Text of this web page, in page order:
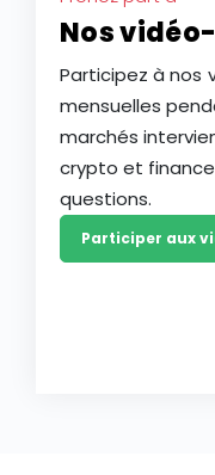
Nos
Participez à nos
mensuelles
marchés
crypto et
questions.
Participer aux